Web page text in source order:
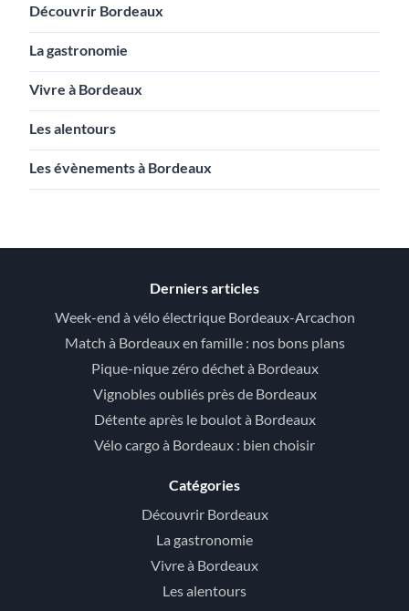
Découvrir Bordeaux
La gastronomie
Vivre à Bordeaux
Les alentours
Les évènements à Bordeaux
Derniers articles
Week-end à vélo électrique Bordeaux-Arcachon
Match à Bordeaux en famille : nos bons plans
Pique-nique zéro déchet à Bordeaux
Vignobles oubliés près de Bordeaux
Détente après le boulot à Bordeaux
Vélo cargo à Bordeaux : bien choisir
Catégories
Découvrir Bordeaux
La gastronomie
Vivre à Bordeaux
Les alentours